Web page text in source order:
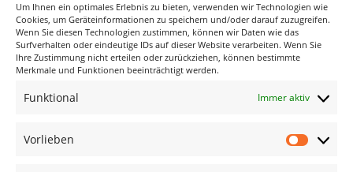
Um Ihnen ein optimales Erlebnis zu bieten, verwenden wir Technologien wie
Cookies, um Geräteinformationen zu speichern und/oder darauf zuzugreifen.
Wenn Sie diesen Technologien zustimmen, können wir Daten wie das
Surfverhalten oder eindeutige IDs auf dieser Website verarbeiten. Wenn Sie
Ihre Zustimmung nicht erteilen oder zurückziehen, können bestimmte
Merkmale und Funktionen beeinträchtigt werden.
Funktional Immer aktiv
Vorlieben
Neueste Kommentare
Archiv
Keine Kategorien